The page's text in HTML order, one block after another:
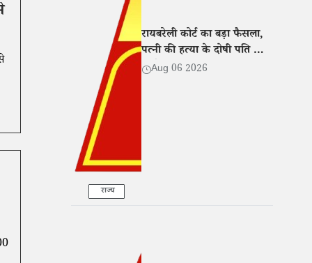
राज्य
रायबरेली कोर्ट का बड़ा फैसला,
पत्नी की हत्या के दोषी पति को
उम्रकैद की सजा
Aug 06 2026